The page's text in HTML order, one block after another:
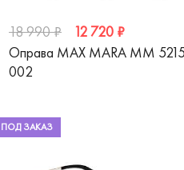
18 990 ₽
12 720 ₽
Оправа MAX MARA MM
002
ПОД ЗАКАЗ